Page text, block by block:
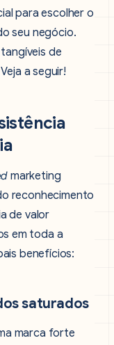
para escolher o
seu negócio.
de
a seguir!
marketing
reconhecimento
de valor
em toda a
benefícios:
saturados
marca forte